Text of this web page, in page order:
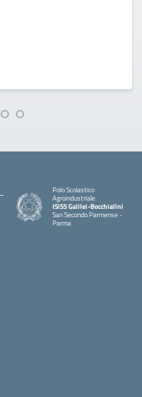
Polo Scolastico
Agroindustriale
ISISS Galilei-Bocchialini
San Secondo Parmense -
Parma